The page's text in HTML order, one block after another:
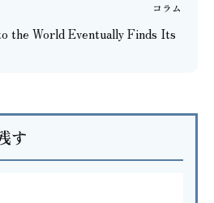
コラム
the World Eventually Finds Its
す